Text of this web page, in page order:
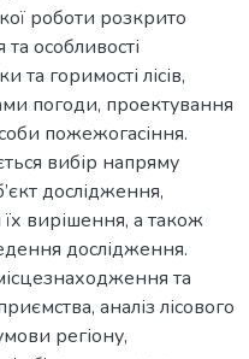
роботи розкрито
особливості
горимості лісів,
погоди, проектування
пожежогасіння.
вибір напряму
дослідження,
вирішення, а також
дослідження.
та
аналіз лісового
регіону,